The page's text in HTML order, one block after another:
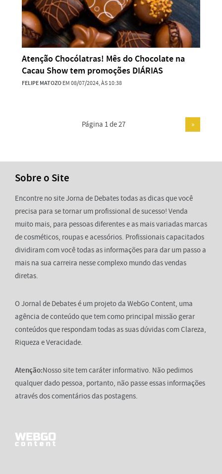
Atenção Chocólatras! Mês do Chocolate na
Cacau Show tem promoções DIÁRIAS
FELIPE MATOZOEM 08/07/2024, ÀS 10:38
Página 1 de 27 »
Sobre o Site
Encontre no site Jorna de Debates todas as dicas que você
precisa para se tornar um profissional de sucesso! Venda
muito mais, para pessoas diferentes e as mais variadas marcas
de cosméticos, roupas e acessórios. Profissionais capacitados
dividiram com você todas as informações para dar um passo a
mais na sua carreira nesse complexo mundo das vendas
diretas.
O Jornal de Debates é um projeto da WebGo Content, uma
agência de conteúdo que tem como principal missão gerar
conteúdos que respondam todas as suas dúvidas com Clareza,
Riqueza e Veracidade.
Atenção:Nosso site tem caráter informativo. Não pedimos
qualquer dado pessoa, portanto, não passe essas informações
através dos comentários das postagens.